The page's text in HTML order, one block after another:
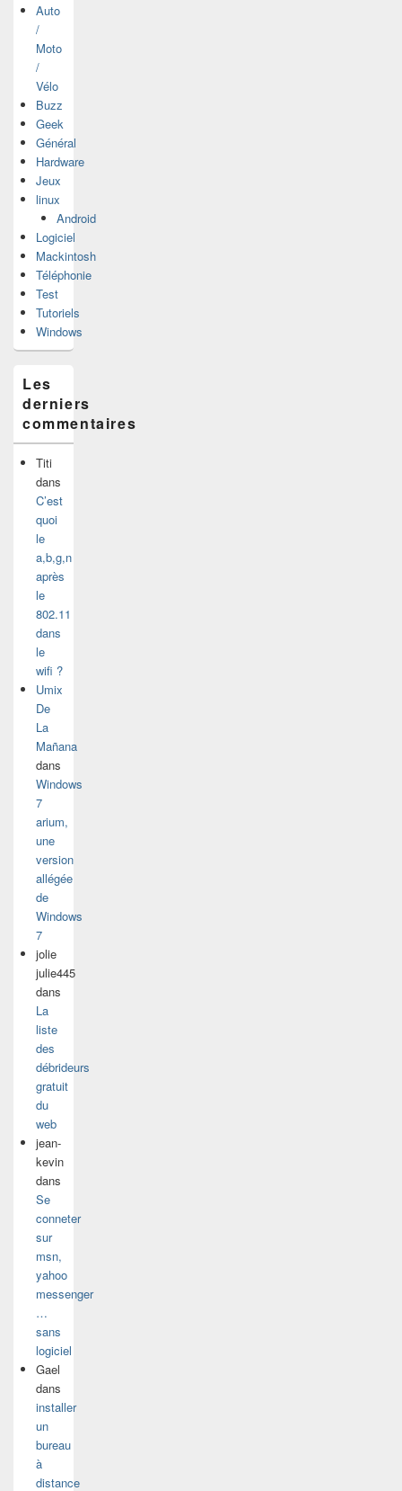
Auto
/
Moto
/
Vélo
Buzz
Geek
Général
Hardware
Jeux
linux
Android
Logiciel
Mackintosh
Téléphonie
Test
Tutoriels
Windows
Les
derniers
commentaires
Titi
dans
C’est
quoi
le
a,b,g,n
après
le
802.11
dans
le
wifi ?
Umix
De
La
Mañana
dans
Windows
7
arium,
une
version
allégée
de
Windows
7
jolie
julie445
dans
La
liste
des
débrideurs
gratuit
du
web
jean-
kevin
dans
Se
conneter
sur
msn,
yahoo
messenger
…
sans
logiciel
Gael
dans
installer
un
bureau
à
distance